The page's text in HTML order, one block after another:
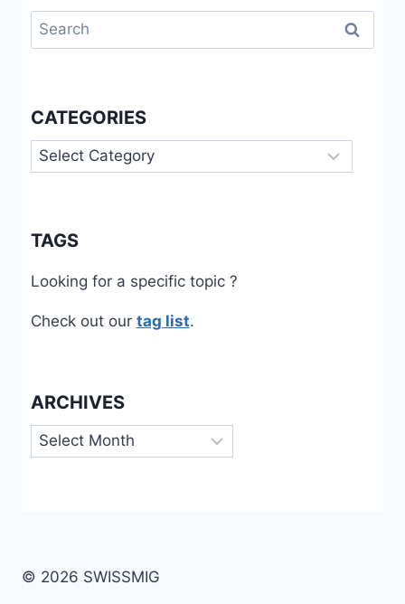
Search
for:
CATEGORIES
Categories
TAGS
Looking for a specific topic ?
Check out our tag list.
ARCHIVES
Archives
© 2026 SWISSMIG